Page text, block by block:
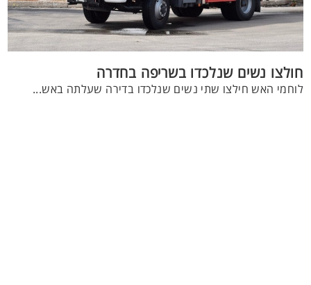
חולצו נשים שנלכדו בשריפה בחדרה
לוחמי האש חילצו שתי נשים שנלכדו בדירה שעלתה באש...